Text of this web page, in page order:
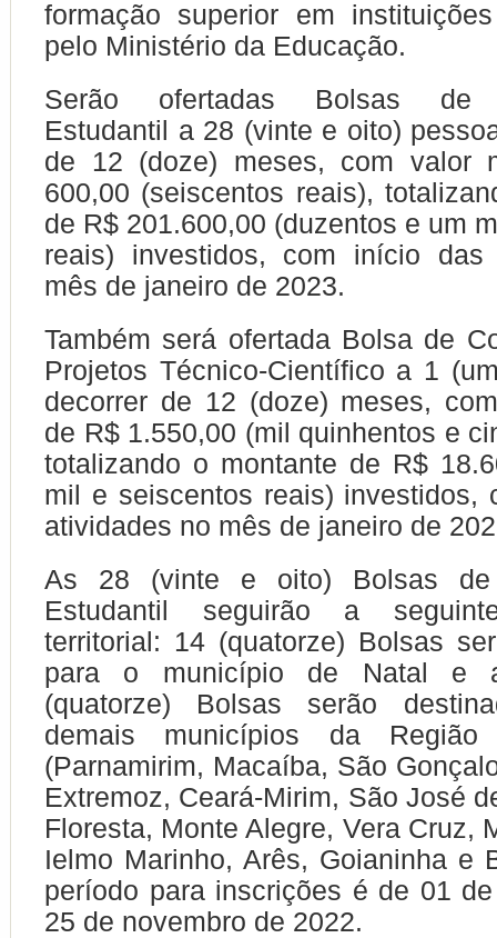
formação superior em
pelo Ministério da Educação.
Serão ofertadas Bolsas de
Estudantil a 28 (vinte e oito)
de 12 (doze) meses, com valor
600,00 (seiscentos reais),
de R$ 201.600,00 (duzentos e um
reais) investidos, com início das
mês de janeiro de 2023.
Também será ofertada Bolsa de
Projetos Técnico-Científico a 1
decorrer de 12 (doze) meses,
de R$ 1.550,00 (mil quinhentos e
totalizando o montante de R$
mil e seiscentos reais) investidos,
atividades no mês de janeiro de
As 28 (vinte e oito) Bolsas de
Estudantil seguirão a
territorial: 14 (quatorze) Bolsas
para o município de Natal e
(quatorze) Bolsas serão
demais municípios da Região
(Parnamirim, Macaíba, São
Extremoz, Ceará-Mirim, São José
Floresta, Monte Alegre, Vera Cruz,
Ielmo Marinho, Arês, Goianinha e
período para inscrições é de 01
25 de novembro de 2022.